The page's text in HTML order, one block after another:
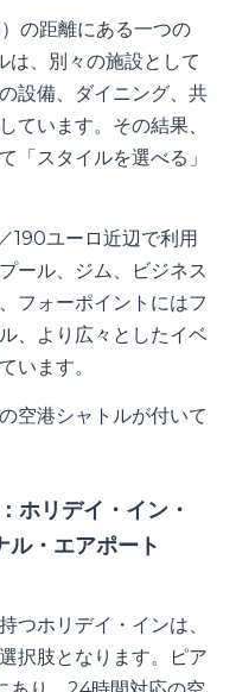
の距離にある一つの
は、別々の施設として
設備、ダイニング、共
ています。その結果、
「スタイルを選べる」
190ユーロ近辺で利用
ール、ジム、ビジネス
フォーポイントにはフ
、より広々としたイベ
います。
空港シャトルが付いて
ホリデイ・イン・
ル・エアポート
つホリデイ・インは、
択肢となります。ピア